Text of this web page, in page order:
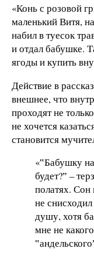
«Конь с розовой
маленький Витя,
набил в туесок
и отдал бабушке.
ягоды и купить
Действие в
внешнее, что
проходят не
не хочется
становится
«‟Бабушку
будет?ˮ –
полатях. Сон
не
душу, хотя
мне не